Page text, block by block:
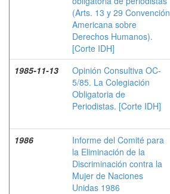
(Arts. 13 y 29 Convención
Americana sobre
Derechos Humanos).
[Corte IDH]
1985-11-13
Opinión Consultiva OC-
5/85. La Colegiación
Obligatoria de
Periodistas. [Corte IDH]
1986
Informe del Comité para
la Eliminación de la
Discriminación contra la
Mujer de Naciones
Unidas 1986